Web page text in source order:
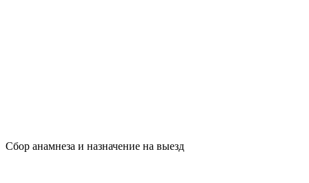
Сбор анамнеза и назначение на выезд